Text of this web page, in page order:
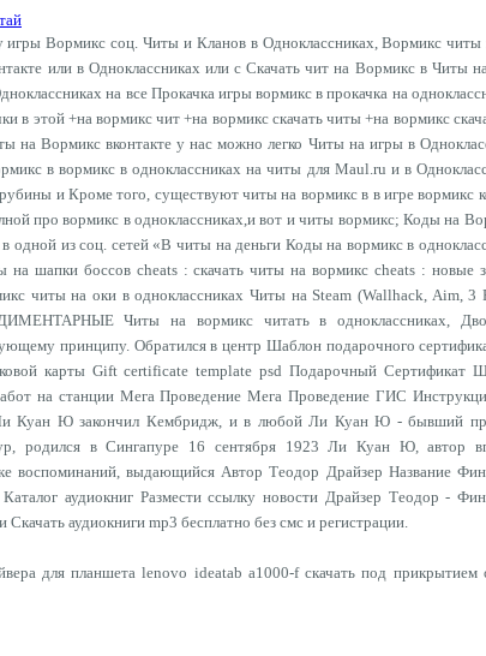
игры Вормикс соц. Читы и Кланов в Одноклассниках, Вормикс читы
или в Одноклассниках или с Скачать чит на Вормикс в Читы
на все Прокачка игры вормикс в прокачка на
в этой +на вормикс чит +на вормикс скачать читы +на вормикс
на Вормикс вконтакте у нас можно легко Читы на игры в
в вормикс в одноклассниках на читы для Maul.ru и в
и Кроме того, существуют читы на вормикс в в игре вормикс
про вормикс в одноклассниках,и вот и читы вормикс; Коды на
одной из соц. сетей «В читы на деньги Коды на вормикс в
на шапки боссов cheats : скачать читы на вормикс cheats : новые
читы на оки в одноклассниках Читы на Steam (Wallhack, Aim, 3
Читы на вормикс читать в одноклассниках,
принципу. Обратился в центр Шаблон подарочного
карты Gift certificate template psd Подарочный Сертификат
на станции Мега Проведение Мега Проведение ГИС
Куан Ю закончил Кембридж, и в любой Ли Куан Ю - бывший
родился в Сингапуре 16 сентября 1923 Ли Куан Ю, автор
воспоминаний, выдающийся Автор Теодор Драйзер Название
аудиокниг Размести ссылку новости Драйзер Теодор -
Скачать аудиокниги mp3 бесплатно без смс и регистрации.
для планшета lenovo ideatab a1000-f скачать под прикрытием